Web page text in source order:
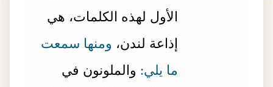
الأول لهذه الكلمات، هي
إذاعة لندن، ومنها سمعت
ما يلي: والملونون في